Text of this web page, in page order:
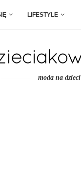
LIFESTYLE
moda na dzieci